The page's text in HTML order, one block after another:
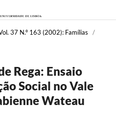
37 N.º 163 (2002): Famílias
/
Rega: Ensaio
Social no Vale
Wateau